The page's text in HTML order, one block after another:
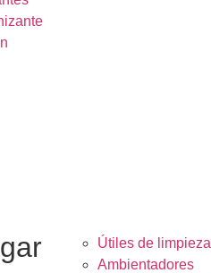
Útiles de limpieza
Ambientadores